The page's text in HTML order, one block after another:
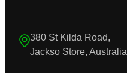
380 St Kilda Road,
Jackso Store, Australia